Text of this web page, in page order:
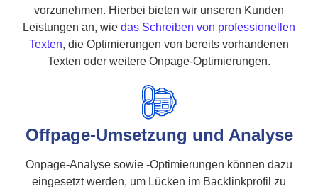
vorzunehmen. Hierbei bieten wir unseren Kunden
Leistungen an, wie das Schreiben von professionellen
Texten, die Optimierungen von bereits vorhandenen
Texten oder weitere Onpage-Optimierungen.
Offpage-Umsetzung und Analyse
Onpage-Analyse sowie -Optimierungen können dazu
eingesetzt werden, um Lücken im Backlinkprofil zu